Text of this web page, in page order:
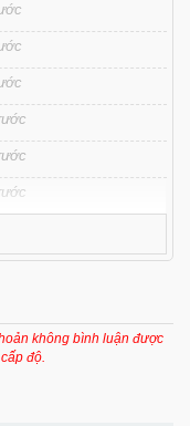
không bình luận được
độ.